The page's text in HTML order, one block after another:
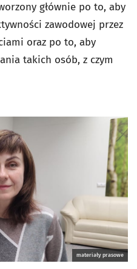
głównie po to, aby
zawodowej przez
oraz po to, aby
takich osób, z czym
materiały prasowe